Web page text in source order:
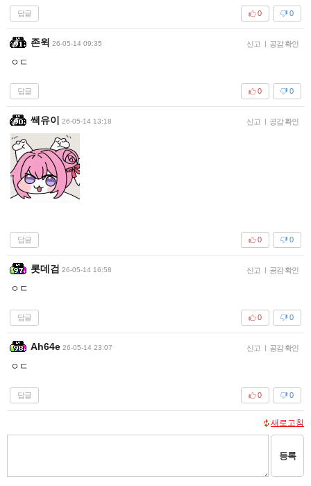
답글 0
0
존윅 26-05-14 09:35 신고 | 공감 확인
ㅇㄷ
답글 0
0
쌕유이 26-05-14 13:18 신고 | 공감 확인
답글 0
0
롯데검 26-05-14 16:58 신고 | 공감 확인
ㅇㄷ
답글 0
0
Ah64e 26-05-14 23:07 신고 | 공감 확인
ㅇㄷ
답글 0
0
새로고침
등록